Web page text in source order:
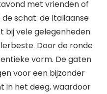
met vrienden of
schat: de Italiaanse
bij vele gelegenheden.
Door de ronde
vorm. De gaten
voor een bijzonder
in het deeg, waardoor